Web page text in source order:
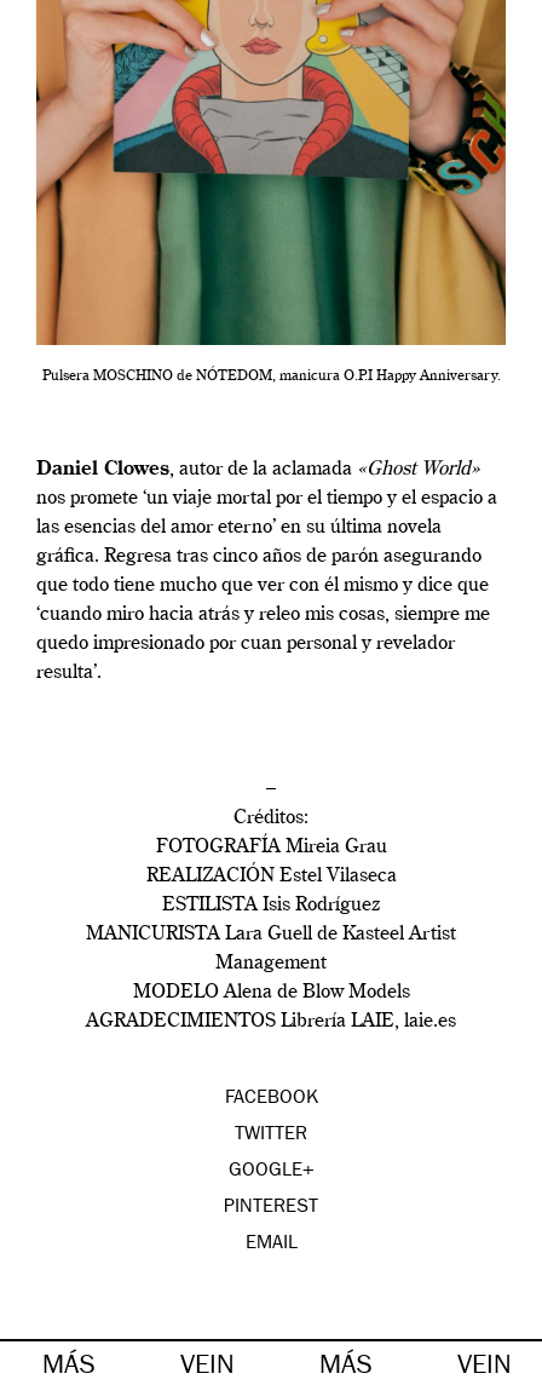
Pulsera MOSCHINO de NÓTEDOM, manicura O.P.I Happy Anniversary.
Daniel Clowes, autor de la aclamada «Ghost World»
nos promete ‘un viaje mortal por el tiempo y el espacio a
las esencias del amor eterno’ en su última novela
gráfica. Regresa tras cinco años de parón asegurando
que todo tiene mucho que ver con él mismo y dice que
‘cuando miro hacia atrás y releo mis cosas, siempre me
quedo impresionado por cuan personal y revelador
resulta’.
–
Créditos:
FOTOGRAFÍA Mireia Grau
REALIZACIÓN Estel Vilaseca
ESTILISTA Isis Rodríguez
MANICURISTA Lara Guell de Kasteel Artist
Management
MODELO Alena de Blow Models
AGRADECIMIENTOS Librería LAIE, laie.es
FACEBOOK
TWITTER
GOOGLE+
PINTEREST
EMAIL
MÁS VEIN MÁS VEIN